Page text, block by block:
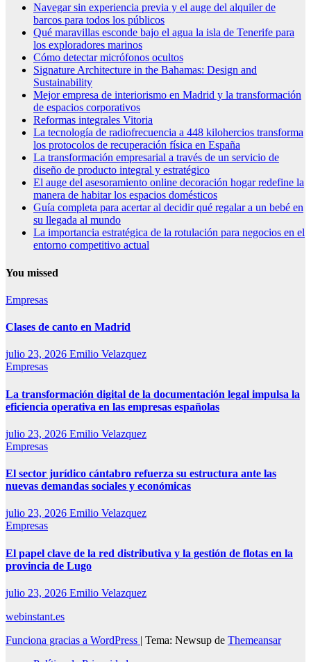
Navegar sin experiencia previa y el auge del alquiler de
barcos para todos los públicos
Qué maravillas esconde bajo el agua la isla de Tenerife para
los exploradores marinos
Cómo detectar micrófonos ocultos
Signature Architecture in the Bahamas: Design and
Sustainability
Mejor empresa de interiorismo en Madrid y la transformación
de espacios corporativos
Reformas integrales Vitoria
La tecnología de radiofrecuencia a 448 kilohercios transforma
los protocolos de recuperación física en España
La transformación empresarial a través de un servicio de
diseño de producto integral y estratégico
El auge del asesoramiento online decoración hogar redefine la
manera de habitar los espacios domésticos
Guía completa para acertar al decidir qué regalar a un bebé en
su llegada al mundo
La importancia estratégica de la rotulación para negocios en el
entorno competitivo actual
You missed
Empresas
Clases de canto en Madrid
julio 23, 2026 Emilio Velazquez
Empresas
La transformación digital de la documentación legal impulsa la
eficiencia operativa en las empresas españolas
julio 23, 2026 Emilio Velazquez
Empresas
El sector jurídico cántabro refuerza su estructura ante las
nuevas demandas sociales y económicas
julio 23, 2026 Emilio Velazquez
Empresas
El papel clave de la red distributiva y la gestión de flotas en la
provincia de Lugo
julio 23, 2026 Emilio Velazquez
webinstant.es
Funciona gracias a WordPress | Tema: Newsup de Themeansar